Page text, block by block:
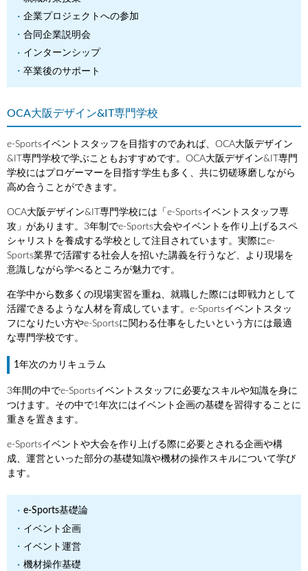
企業プロジェクトへの参加
合同企業説明会
インターンシップ
卒業後のサポート
OCA大阪デザイン&IT専門学校
e-Sportsイベントスタッフを目指すのであれば、OCA大阪デザイン
&IT専門学校で学ぶこともおすすめです。OCA大阪デザイン&IT専門
学校にはプロゲーマーを目指す学生も多く、共に切磋琢磨しながら
高め合うことができます。
OCA大阪デザイン&IT専門学校には「e-Sportsイベントスタッフ専
攻」があります。3年制でe-Sports大会やイベントを作り上げるスペ
シャリストを養成する学校として注目されています。実際にe-
Sports業界で活躍する社会人を招いた講義を行うなど、より現場を
意識しながら学べるところが魅力です。
在学中から数多くの現場実習を重ね、就職した際には即戦力として
活躍できるような人材を育成しています。e-Sportsイベントスタッ
フになりたい方やe-Sportsに関わる仕事をしたいという方には最適
な専門学校です。
1年次のカリキュラム
3年間の中でe-Sportsイベントスタッフに必要なスキルや知識を身に
つけます。その中で1年次にはイベント企画の基礎を習得することに
重きを置きます。
e-Sportsイベントや大会を作り上げる際に必要とされる企画や構
成、運営といった部分の基礎知識や機材の操作スキルについて学び
ます。
e-Sports基礎論
イベント企画
イベント運営
機材操作基礎